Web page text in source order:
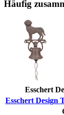
Häufig
Esschert
Esschert Design